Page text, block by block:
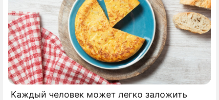
Каждый человек может легко заложить